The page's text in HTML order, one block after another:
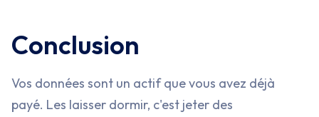
Conclusion
Vos données sont un actif que vous avez déjà
payé. Les laisser dormir, c'est jeter des